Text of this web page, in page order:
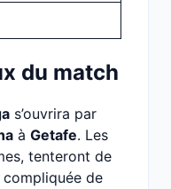
du match
s’ouvrira par
à Getafe. Les
tenteront de
compliquée de